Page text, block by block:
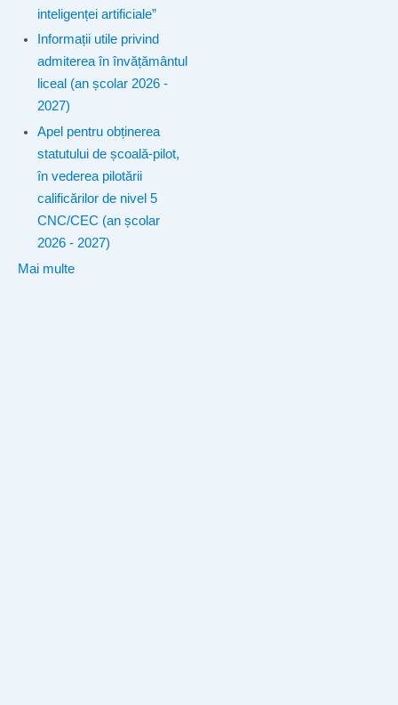
inteligenței artificiale”
Informații utile privind
admiterea în învățământul
liceal (an școlar 2026 -
2027)
Apel pentru obținerea
statutului de școală-pilot,
în vederea pilotării
calificărilor de nivel 5
CNC/CEC (an școlar
2026 - 2027)
Mai multe